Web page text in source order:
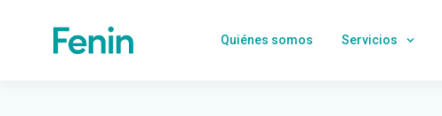
Quiénes somos Servicios